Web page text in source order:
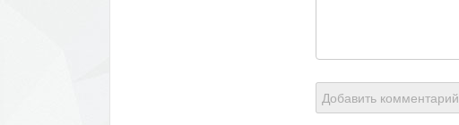
Добавить комментарий